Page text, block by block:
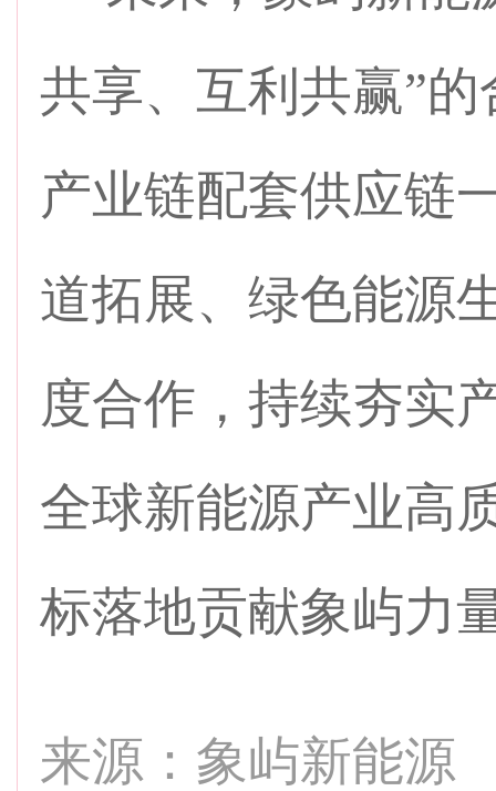
共享、互利共赢”
产业链配套供应链
道拓展、绿色能源
度合作，持续夯实
全球新能源产业高
标落地贡献象屿力
来源：象屿新能源